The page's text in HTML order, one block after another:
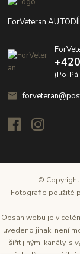
ForVeteran
(Po-
© Copyright
Fotografie použité
Obsah webu je v
uvedeno jinak, není
šířit jinými kanály, s